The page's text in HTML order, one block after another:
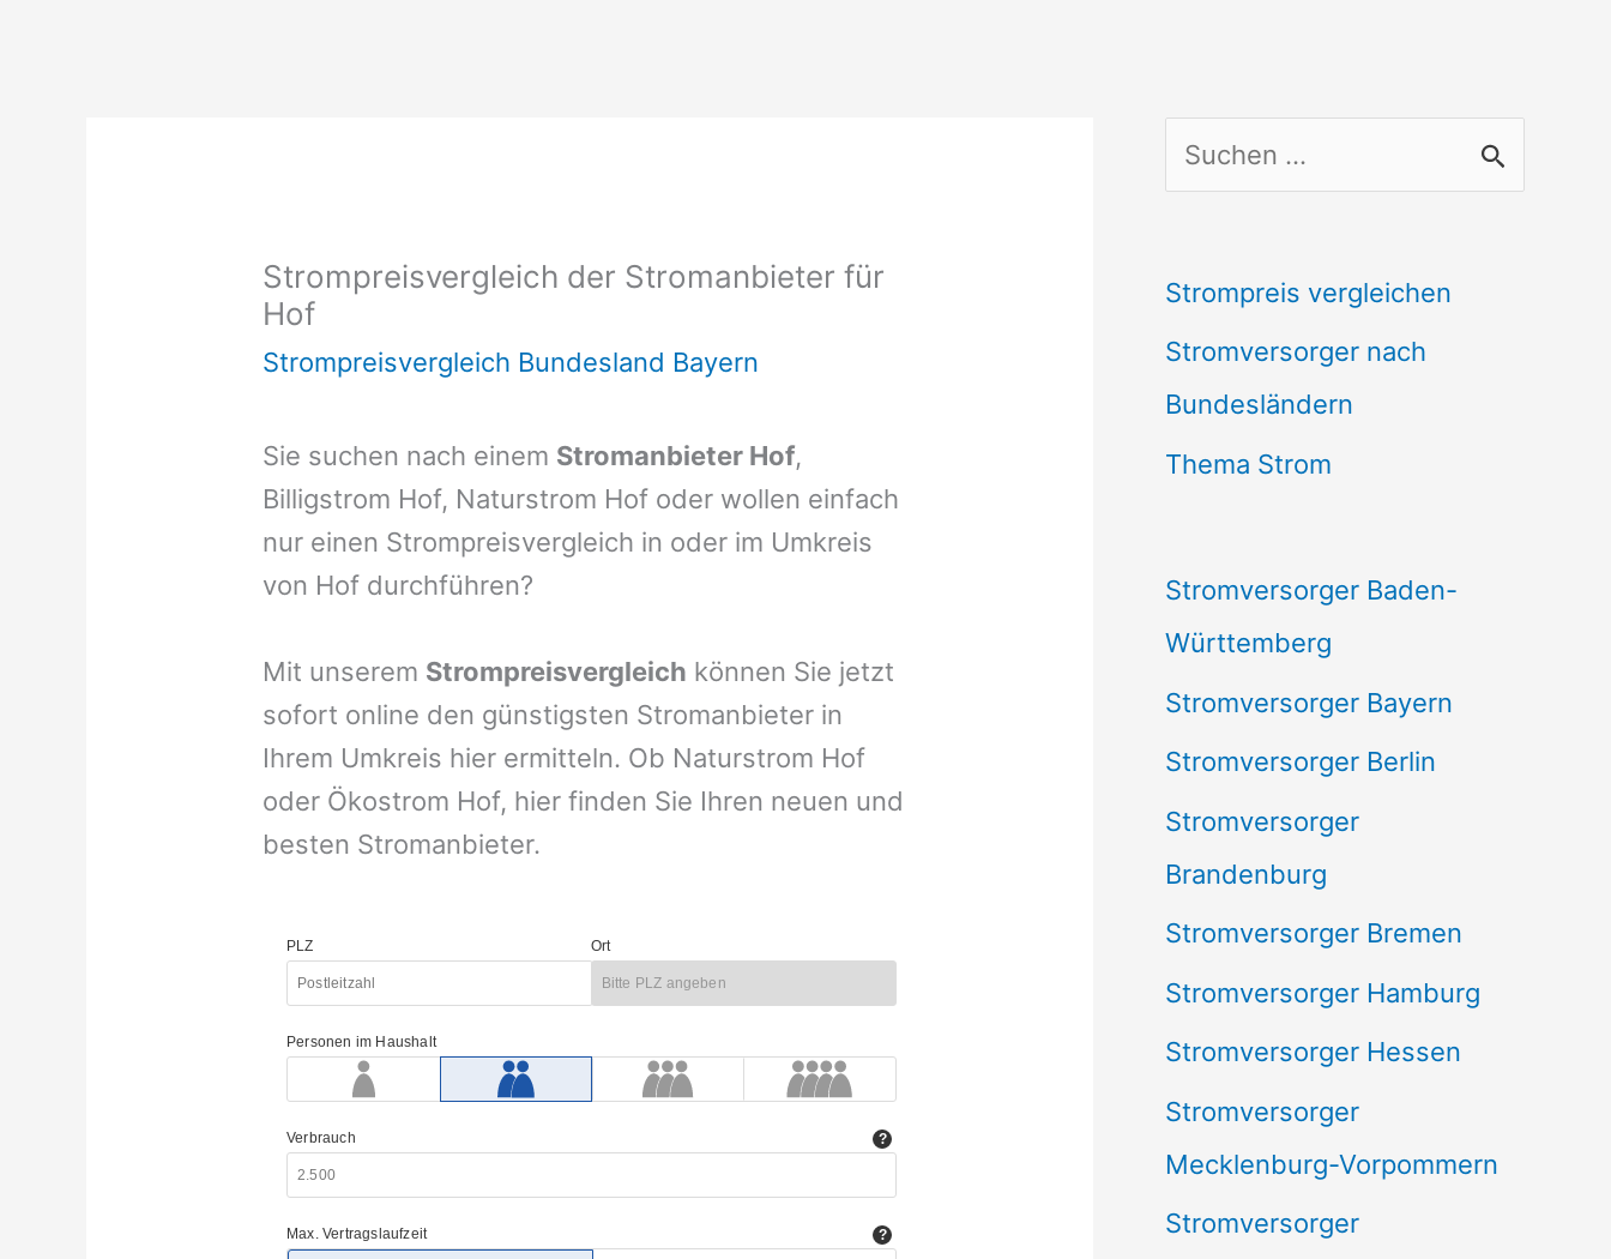
Strompreisvergleich der Stromanbieter für
Hof
Strompreisvergleich Bundesland Bayern
Sie suchen nach einem Stromanbieter Hof,
Billigstrom Hof, Naturstrom Hof oder wollen einfach
nur einen Strompreisvergleich in oder im Umkreis
von Hof durchführen?
Mit unserem Strompreisvergleich können Sie jetzt
sofort online den günstigsten Stromanbieter in
Ihrem Umkreis hier ermitteln. Ob Naturstrom Hof
oder Ökostrom Hof, hier finden Sie Ihren neuen und
besten Stromanbieter.
u
h
e
n
n
Strompreis vergleichen
Stromversorger nach
Bundesländern
Thema Strom
Stromversorger Baden-
Württemberg
Stromversorger Bayern
Stromversorger Berlin
Stromversorger
Brandenburg
Stromversorger Bremen
Stromversorger Hamburg
Stromversorger Hessen
Stromversorger
Mecklenburg-Vorpommern
Stromversorger